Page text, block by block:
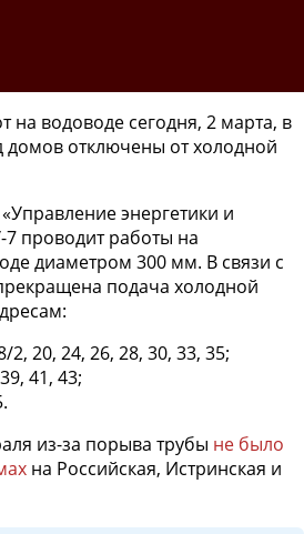
на водоводе сегодня, 2 марта, в
домов отключены от холодной
энергетики и
проводит работы на
диаметром 300 мм. В связи с
подача холодной
20, 24, 26, 28, 30, 33, 35;
41, 43;
из-за порыва трубы не было
на Российская, Истринская и